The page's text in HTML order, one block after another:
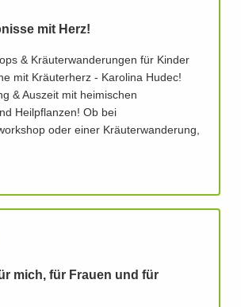
mit Herz!
& Kräuterwanderungen für Kinder
mit Kräuterherz - Karolina Hudec!
& Auszeit mit heimischen
Heilpflanzen! Ob bei
oder einer Kräuterwanderung,
mich, für Frauen und für